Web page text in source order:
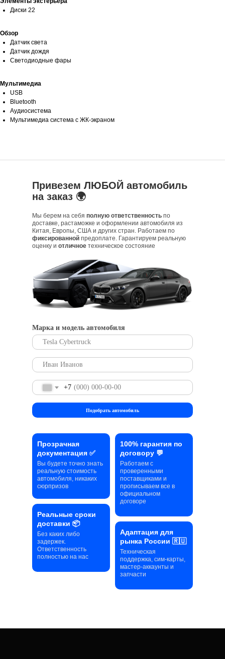
Диски 22
Обзор
Датчик света
Датчик дождя
Светодиодные фары
Мультимедиа
USB
Bluetooth
Аудиосистема
Мультимедиа система с ЖК-экраном
Привезем ЛЮБОЙ автомобиль
на заказ 🌍
Мы берем на себя полную ответственность по
доставке, растаможке и оформлении автомобиля из
Китая, Европы, США и других стран. Работаем по
фиксированной предоплате. Гарантируем реальную
оценку и отличное техническое состояние
Марка и модель автомобиля
+7
Подобрать автомобиль
Прозрачная
документация ✅
Вы будете точно знать
реальную стоимость
автомобиля, никаких
сюрпризов
100% гарантия по
договору 💬
Работаем с
проверенными
поставщиками и
прописываем все в
официальном
договоре
Реальные сроки
доставки 📦
Без каких либо
задержек.
Ответственность
полностью на нас
Адаптация для
рынка России 🇷🇺
Техническая
поддержка, сим-карты,
мастер-аккаунты и
запчасти